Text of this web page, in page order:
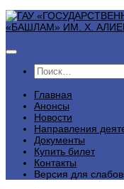
Перейти
к
Найти:
Главная
Анонсы
Новости
Направления
Документы
Купить билет
Контакты
Версия для